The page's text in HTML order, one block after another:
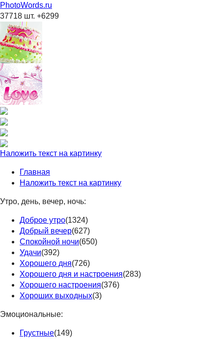
PhotoWords.ru
37718 шт. +6299
Наложить текст на картинку
Главная
Наложить текст на картинку
Утро, день, вечер, ночь:
Доброе утро(1324)
Добрый вечер(627)
Спокойной ночи(650)
Удачи(392)
Хорошего дня(726)
Хорошего дня и настроения(283)
Хорошего настроения(376)
Хороших выходных(3)
Эмоциональные:
Грустные(149)